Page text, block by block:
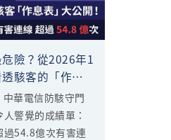
險？從2026年1
駭客的「作息
華電信防駭守門
警覺的成績單：
過54.8億次有害連